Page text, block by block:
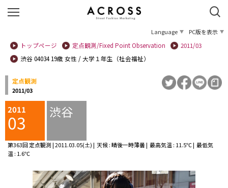
Language
PC版を表示
トップページ
定点観測/Fixed Point Observation
2011/03
渋谷 04034 19歳 女性 / 大学１年生（社会福祉）
定点観測
2011/03
2011
03 渋谷
第363回 定点観測 | 2011.03.05(土) | 天候 : 晴後一時薄曇 | 最高気温 : 11.5℃ | 最低気
温 : 1.6℃